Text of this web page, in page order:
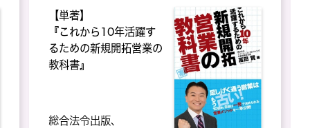
【単著】
『これから10年活躍す
るための新規開拓営業の
教科書』
総合法令出版、